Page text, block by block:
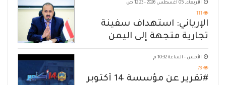
الأربعاء, 05 أغسطس 2026 - 12:23 ص
111
الإرياني: استهداف سفينة
تجارية متجهة إلى اليمن
يكشف حصار الحوثي للشعب
الأمس - الساعة 10:32 م
78
#تقرير عن مؤسسة 14 أكتوبر